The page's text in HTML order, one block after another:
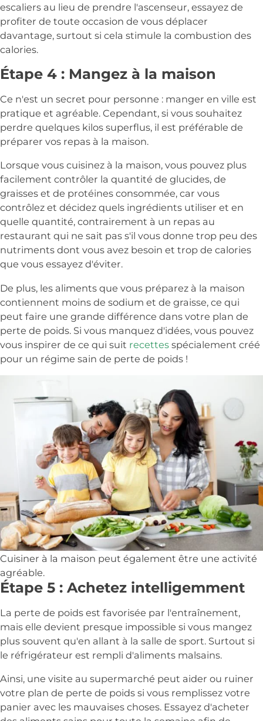
escaliers au lieu de prendre l'ascenseur, essayez de
profiter de toute occasion de vous déplacer
davantage, surtout si cela stimule la combustion des
calories.
Étape 4 : Mangez à la maison
Ce n'est un secret pour personne : manger en ville est
pratique et agréable. Cependant, si vous souhaitez
perdre quelques kilos superflus, il est préférable de
préparer vos repas à la maison.
Lorsque vous cuisinez à la maison, vous pouvez plus
facilement contrôler la quantité de glucides, de
graisses et de protéines consommée, car vous
contrôlez et décidez quels ingrédients utiliser et en
quelle quantité, contrairement à un repas au
restaurant qui ne sait pas s'il vous donne trop peu des
nutriments dont vous avez besoin et trop de calories
que vous essayez d'éviter.
De plus, les aliments que vous préparez à la maison
contiennent moins de sodium et de graisse, ce qui
peut faire une grande différence dans votre plan de
perte de poids. Si vous manquez d'idées, vous pouvez
vous inspirer de ce qui suit recettes spécialement créé
pour un régime sain de perte de poids !
Cuisiner à la maison peut également être une activité
agréable.
Étape 5 : Achetez intelligemment
La perte de poids est favorisée par l'entraînement,
mais elle devient presque impossible si vous mangez
plus souvent qu'en allant à la salle de sport. Surtout si
le réfrigérateur est rempli d'aliments malsains.
Ainsi, une visite au supermarché peut aider ou ruiner
votre plan de perte de poids si vous remplissez votre
panier avec les mauvaises choses. Essayez d'acheter